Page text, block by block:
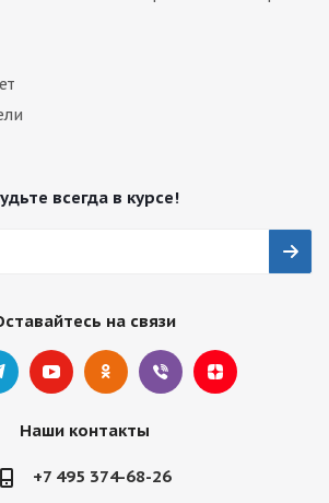
всегда в курсе!
на связи
Наши контакты
+7 495 374-68-26